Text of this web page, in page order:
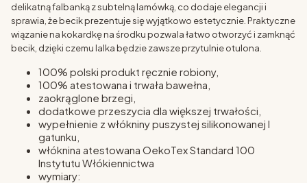
delikatną falbanką z subtelną lamówką, co dodaje elegancji i
sprawia, że becik prezentuje się wyjątkowo estetycznie. Praktyczne
wiązanie na kokardkę na środku pozwala łatwo otworzyć i zamknąć
becik, dzięki czemu lalka będzie zawsze przytulnie otulona.
100% polski produkt ręcznie robiony,
100% atestowana i trwała bawełna,
zaokrąglone brzegi,
dodatkowe przeszycia dla większej trwałości,
wypełnienie z włókniny puszystej silikonowanej I
gatunku,
włóknina atestowana OekoTex Standard 100
Instytutu Włókiennictwa
wymiary: